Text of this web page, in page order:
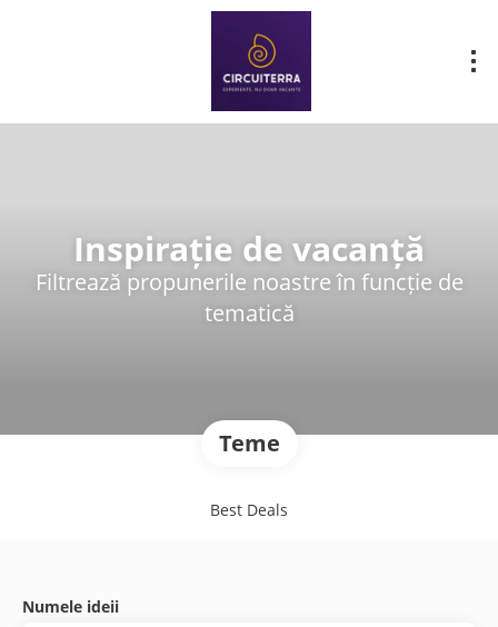
Inspirație de vacanță
Filtrează propunerile noastre în funcție de
tematică
Teme
Best Deals
Numele ideii